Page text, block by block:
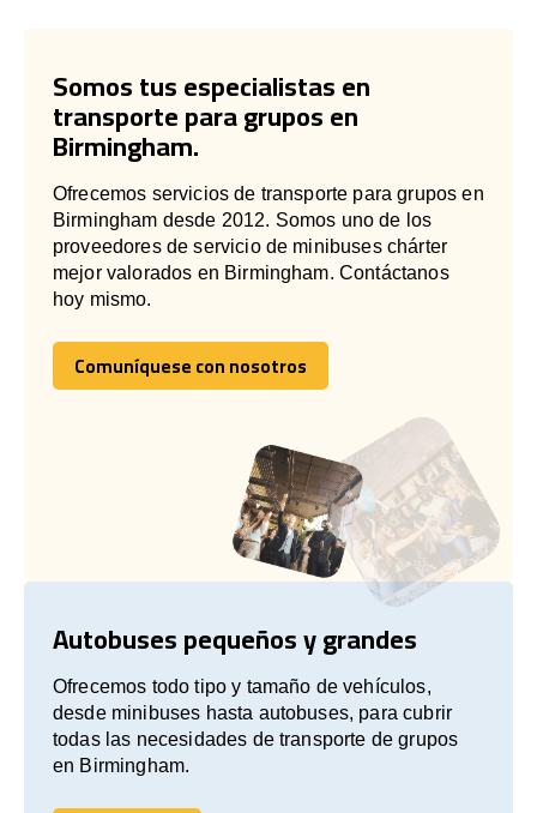
Somos tus especialistas en
transporte para grupos en
Birmingham.
Ofrecemos servicios de transporte para grupos en
Birmingham desde 2012. Somos uno de los
proveedores de servicio de minibuses chárter
mejor valorados en Birmingham. Contáctanos
hoy mismo.
Comuníquese con nosotros
Comuníquese con nosotros
Autobuses pequeños y grandes
Ofrecemos todo tipo y tamaño de vehículos,
desde minibuses hasta autobuses, para cubrir
todas las necesidades de transporte de grupos
en Birmingham.